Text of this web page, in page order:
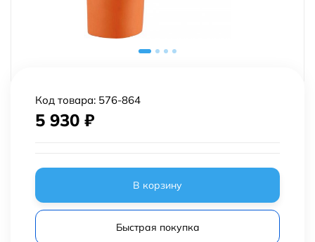
Код товара: 576-864
5 930 ₽
В корзину
Быстрая покупка